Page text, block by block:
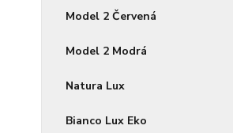
Model 2 Červená
Model 2 Modrá
Natura Lux
Bianco Lux Eko